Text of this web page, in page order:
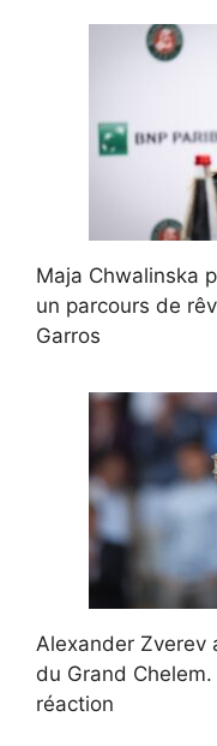
Maja Chwalinska
un parcours de
Garros
Alexander Zverev
du Grand
réaction